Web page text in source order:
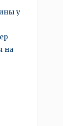
у
на